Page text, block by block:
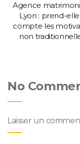
Agence
Lyon : prend-
compte les
non
No
Laisser un